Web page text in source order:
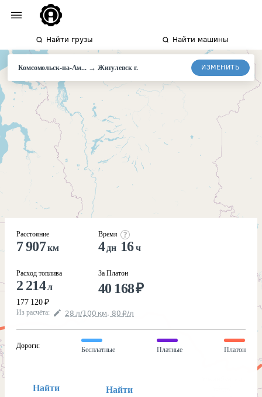
Найти грузы Найти машины
Комсомольск-на-Ам... → Жигулевск г. ИЗМЕНИТЬ
Расстояние
7 907км
Расход топлива
2 214л
177 120 ₽
Время
4 дн 16ч
За Платон
40 168₽
Из расчёта: 28 л/100 км, 80 ₽/л
Дороги:
Бесплатные Платные Платон
Найти Найти